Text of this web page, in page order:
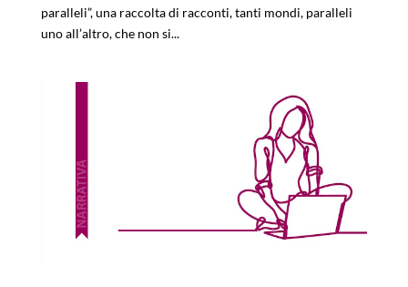
paralleli”, una raccolta di racconti, tanti mondi, paralleli
uno all’altro, che non si...